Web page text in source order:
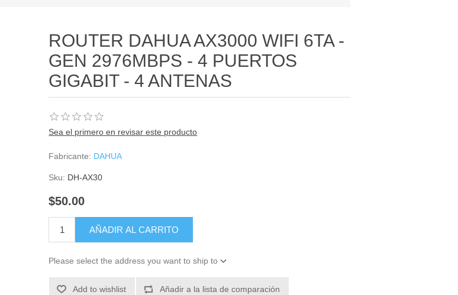
ROUTER DAHUA AX3000 WIFI 6TA -
GEN 2976MBPS - 4 PUERTOS
GIGABIT - 4 ANTENAS
Sea el primero en revisar este producto
Fabricante: DAHUA
Sku: DH-AX30
$50.00
AÑADIR AL CARRITO
Please select the address you want to ship to
Add to wishlist Añadir a la lista de comparación